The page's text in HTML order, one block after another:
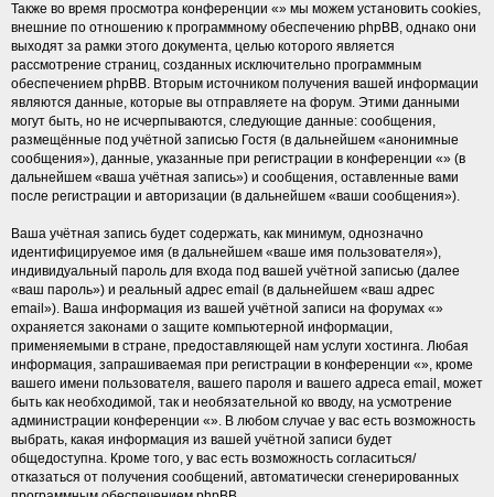
Также во время просмотра конференции «» мы можем установить cookies,
внешние по отношению к программному обеспечению phpBB, однако они
выходят за рамки этого документа, целью которого является
рассмотрение страниц, созданных исключительно программным
обеспечением phpBB. Вторым источником получения вашей информации
являются данные, которые вы отправляете на форум. Этими данными
могут быть, но не исчерпываются, следующие данные: сообщения,
размещённые под учётной записью Гостя (в дальнейшем «анонимные
сообщения»), данные, указанные при регистрации в конференции «» (в
дальнейшем «ваша учётная запись») и сообщения, оставленные вами
после регистрации и авторизации (в дальнейшем «ваши сообщения»).
Ваша учётная запись будет содержать, как минимум, однозначно
идентифицируемое имя (в дальнейшем «ваше имя пользователя»),
индивидуальный пароль для входа под вашей учётной записью (далее
«ваш пароль») и реальный адрес email (в дальнейшем «ваш адрес
email»). Ваша информация из вашей учётной записи на форумах «»
охраняется законами о защите компьютерной информации,
применяемыми в стране, предоставляющей нам услуги хостинга. Любая
информация, запрашиваемая при регистрации в конференции «», кроме
вашего имени пользователя, вашего пароля и вашего адреса email, может
быть как необходимой, так и необязательной ко вводу, на усмотрение
администрации конференции «». В любом случае у вас есть возможность
выбрать, какая информация из вашей учётной записи будет
общедоступна. Кроме того, у вас есть возможность согласиться/
отказаться от получения сообщений, автоматически сгенерированных